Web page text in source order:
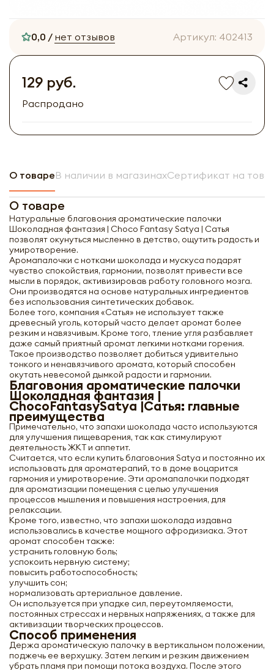
0,0 / нет отзывов Артикул: 402413
129 руб.
Распродано
О товареВ наличии в магазинахСертификат на
О товаре
Натуральные благовония ароматические палочки
Шоколадная фантазия | Choco Fantasy Satya | Сатья
позволят окунуться мысленно в детство, ощутить радость и
умиротворение.
Аромапалочки с нотками шоколада и мускуса подарят
чувство спокойствия, гармонии, позволят привести все
мысли в порядок, активизировав работу головного мозга.
Они производятся на основе натуральных ингредиентов
без использования синтетических добавок.
Более того, компания «Сатья» не использует также
древесный уголь, который часто делает аромат более
резким и навязчивым. Кроме того, тление угля разбавляет
даже самый приятный аромат легкими нотками горения.
Такое производство позволяет добиться удивительно
тонкого и ненавязчивого аромата, который способен
окутать невесомой дымкой радости и гармонии.
Благовония ароматические палочки
Шоколадная фантазия |
ChocoFantasySatya |Сатья: главные
преимущества
Примечательно, что запахи шоколада часто используются
для улучшения пищеварения, так как стимулируют
деятельность ЖКТ и аппетит.
Считается, что если купить благовония Satya и постоянно их
использовать для ароматерапий, то в доме воцарится
гармония и умиротворение. Эти аромапалочки подходят
для ароматизации помещения с целью улучшения
процессов мышления и повышения настроения, для
релаксации.
Кроме того, известно, что запахи шоколада издавна
использовались в качестве мощного афродизиака. Этот
аромат способен также:
устранить головную боль;
успокоить нервную систему;
повысить работоспособность;
улучшить сон;
нормализовать артериальное давление.
Он используется при упадке сил, переутомляемости,
постоянных стрессах и нервных напряжениях, а также для
активизации творческих процессов.
Способ применения
Держа ароматическую палочку в вертикальном положении,
поджечь ее верхушку. Затем легким и резким движением
убрать пламя при помощи потока воздуха. После этого